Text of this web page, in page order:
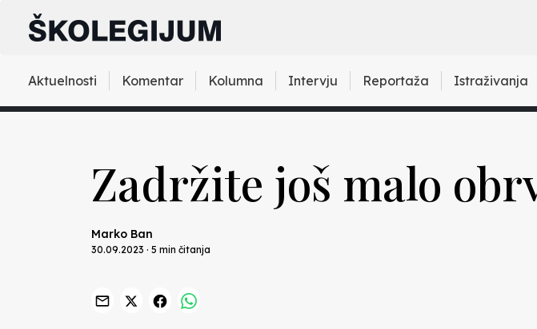
Aktuelnosti Komentar Kolumna Intervju Reportaža Istraživanja
Zadržite još malo
Marko Ban
30.09.2023 · 5 min čitanja